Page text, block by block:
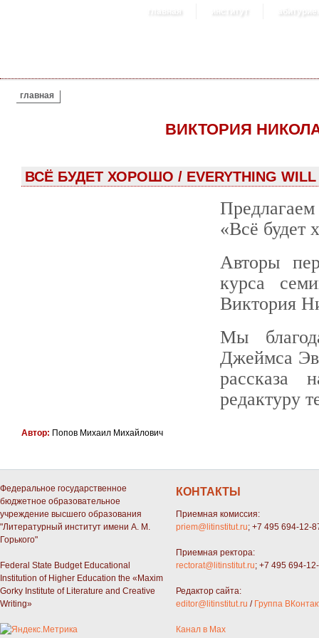
главная институт
ВЫ ЗДЕСЬ
главная
ВИКТОРИЯ
ВСЁ БУДЕТ ХОРОШО / EVERYTHING WILL
«Всё будет
Авторы
курса
Виктория
Мы
Джеймса
рассказа
редактуру
Автор: Попов Михаил Михайлович
Федеральное государственное
бюджетное образовательное
учреждение высшего образования
"Литературный институт имени А. М.
Горького"
Federal State Budget Educational
Institution of Higher Education the «Maxim
Gorky Institute of Literature and Creative
Writing»
КОНТАКТЫ
Приемная комиссия:
priem@litinstitut.ru; +7 495 694-12-
Приемная ректора:
rectorat@litinstitut.ru; +7 495 694-
Редактор сайта:
editor@litinstitut.ru / Группа
Канал в Max